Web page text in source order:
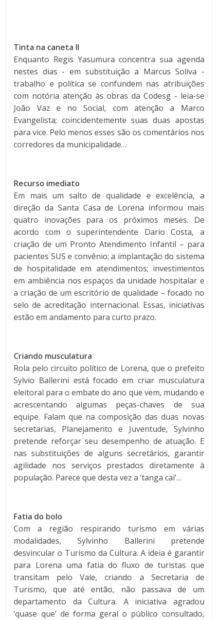
Tinta na caneta II
Enquanto Regis Yasumura concentra sua agenda
nestes dias - em substituição a Marcus Soliva -
trabalho e política se confundem nas atribuições
com notória atenção às obras da Codesg - leia-se
João Vaz e no Social, com atenção a Marco
Evangelista; coincidentemente suas duas apostas
para vice. Pelo menos esses são os comentários nos
corredores da municipalidade…
Recurso imediato
Em mais um salto de qualidade e excelência, a
direção da Santa Casa de Lorena informou mais
quatro inovações para os próximos meses. De
acordo com o superintendente Dario Costa, a
criação de um Pronto Atendimento Infantil – para
pacientes SUS e convênio; a implantação do sistema
de hospitalidade em atendimentos; investimentos
em ambiência nos espaços da unidade hospitalar e
a criação de um escritório de qualidade – focado no
selo de acreditação internacional. Essas, iniciativas
estão em andamento para curto prazo.
Criando musculatura
Rola pelo circuito político de Lorena, que o prefeito
Sylvio Ballerini está focado em criar musculatura
eleitoral para o embate do ano que vem, mudando e
acrescentando algumas peças-chaves de sua
equipe. Falam que na composição das duas novas
secretarias, Planejamento e Juventude, Sylvinho
pretende reforçar seu desempenho de atuação. E
nas substituições de alguns secretários, garantir
agilidade nos serviços prestados diretamente à
população. Parece que desta vez a ‘tanga cai’…
Fatia do bolo
Com a região respirando turismo em várias
modalidades, Sylvinho Ballerini pretende
desvincular o Turismo da Cultura. A ideia é garantir
para Lorena uma fatia do fluxo de turistas que
transitam pelo Vale, criando a Secretaria de
Turismo, que até então, não passava de um
departamento da Cultura. A iniciativa agradou
‘quase que’ de forma geral o público consultado,